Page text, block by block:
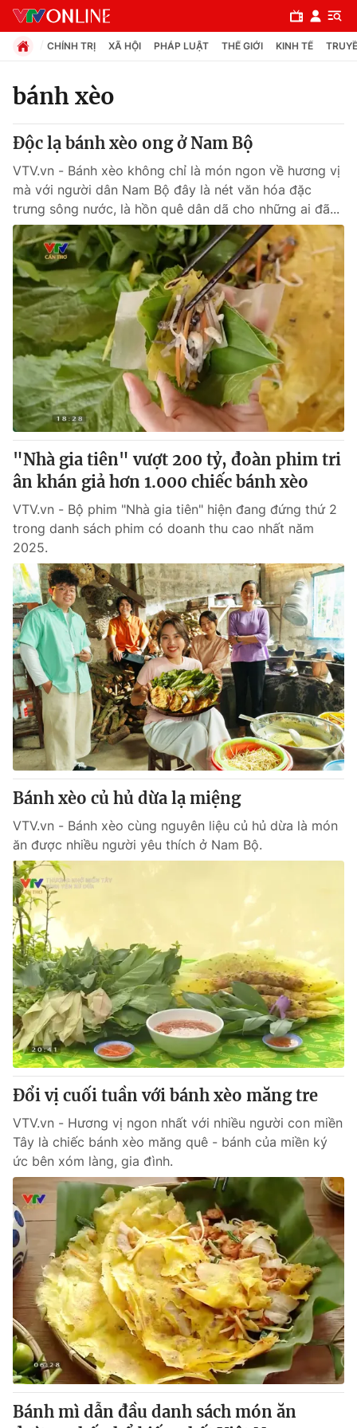
Chuyên mục
Xã hội
Pháp luật
Y tế
Thế giới
Tin tức
Thế giới đó đây
Câu chuyện quốc tế
Kinh tế
Tài chính
Thị trường
Góc doanh nghiệp
Dữ liệu và đời sống
Truyền hình
Phim VTV
Hậu trường
Nhân vật
Khán giả
Giải sao mai
Giải trí
Điện ảnh
Âm nhạc
Sao
Đời sống
Du lịch
Làm đẹp
Chất lượng cuộc sống
Giáo dục
Tuyển sinh
Học trực tuyến
Công nghệ
Hitech Công nghệ tương lai
Sản phẩm
Thị trường
Tư vấn
Giao lưu trực tuyến
Lịch phát sóng
Chuyên mục khác
Emagazine Podcast
Photo Infographic
Video Shorts video
VTV Money VTV Thể thao
VTV Sức khoẻ Bất động sản
Thị trường 24h Tấm lòng Việt
VTV4 Vươn mình bằng AI
VTV9
Liên hệ tòa soạn English
THỜI BÁO VTV
Theo dõi báo trên
Cơ quan chủ quản:Đài Truyền hình Việt Nam
Cơ quan báo chí:Thời báo VTV
CHÍNH TRỊ XÃ HỘI PHÁP LUẬT THẾ GIỚI KINH TẾ
bánh xèo
Độc lạ bánh xèo ong ở Nam Bộ
VTV.vn - Bánh xèo không chỉ là món ngon về hương vị
mà với người dân Nam Bộ đây là nét văn hóa đặc
trưng sông nước, là hồn quê dân dã cho những ai đã...
"Nhà gia tiên" vượt 200 tỷ, đoàn phim tri
ân khán giả hơn 1.000 chiếc bánh xèo
VTV.vn - Bộ phim "Nhà gia tiên" hiện đang đứng thứ 2
trong danh sách phim có doanh thu cao nhất năm
2025.
Bánh xèo củ hủ dừa lạ miệng
VTV.vn - Bánh xèo cùng nguyên liệu củ hủ dừa là món
ăn được nhiều người yêu thích ở Nam Bộ.
Đổi vị cuối tuần với bánh xèo măng tre
VTV.vn - Hương vị ngon nhất với nhiều người con miền
Tây là chiếc bánh xèo măng quê - bánh của miền ký
ức bên xóm làng, gia đình.
Bánh mì dẫn đầu danh sách món ăn